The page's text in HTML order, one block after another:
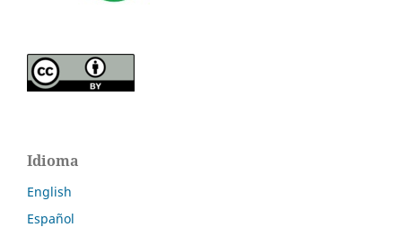
Idioma
English
Español